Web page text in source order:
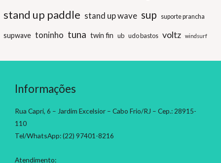
stand up paddle stand up wave sup suporte prancha
supwave toninho tuna twin fin ub udo bastos voltz windsurf
Informações
Rua Capri, 6 – Jardim Excelsior – Cabo Frio/RJ – Cep.: 28915-
110
Tel/WhatsApp: (22) 97401-8216
Atendimento: